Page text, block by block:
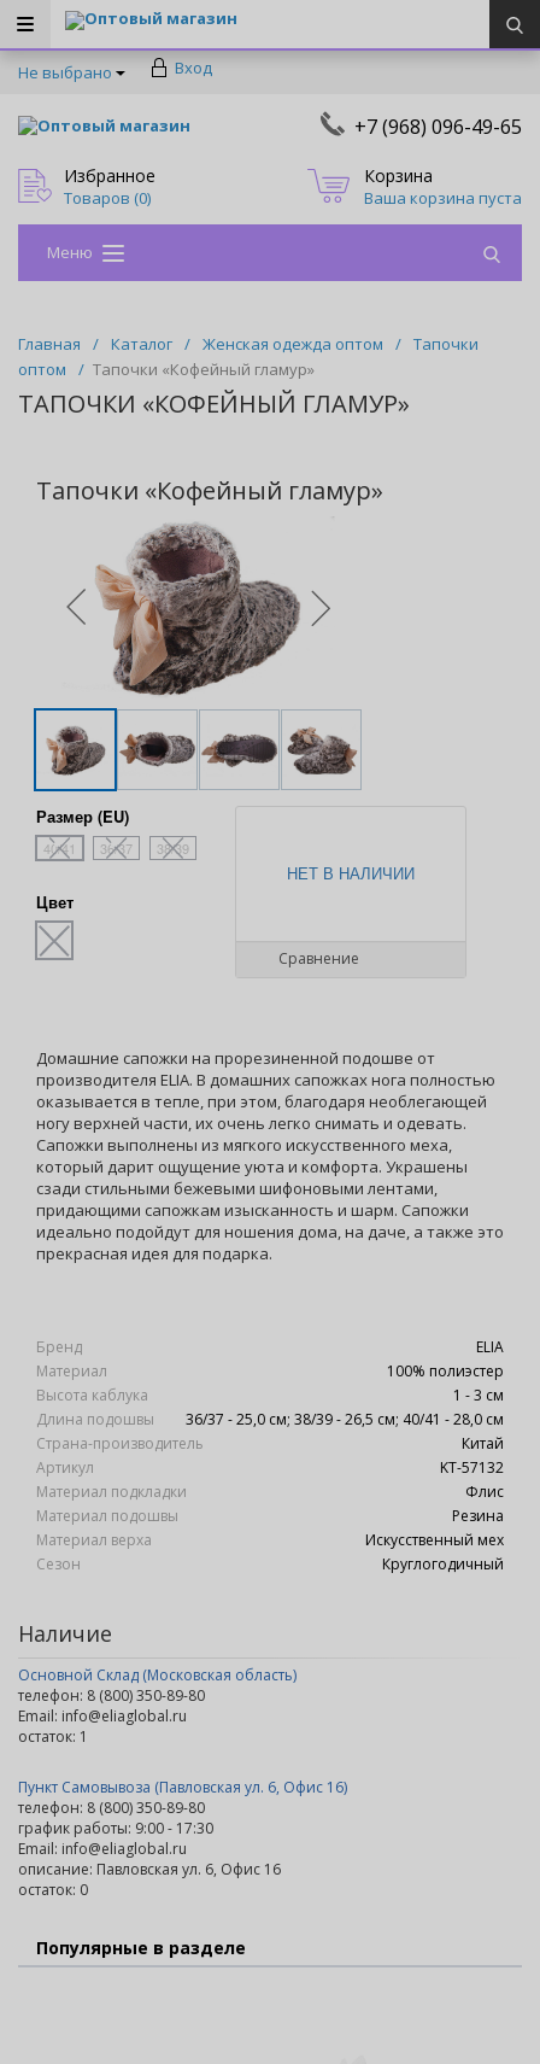
Оптовый магазин
Не выбрано Вход
Оптовый магазин +7 (968) 096-49-65
Избранное
Товаров (0)
Корзина
Ваша корзина пуста
Меню
Главная / Каталог / Женская одежда оптом / Тапочки
оптом
/ Тапочки «Кофейный гламур»
ТАПОЧКИ «КОФЕЙНЫЙ ГЛАМУР»
Тапочки «Кофейный гламур»
Размер (EU)
40/41 36/37 38/39
Цвет
НЕТ В НАЛИЧИИ
Сравнение
Домашние сапожки на прорезиненной подошве от
производителя ELIA. В домашних сапожках нога полностью
оказывается в тепле, при этом, благодаря необлегающей
ногу верхней части, их очень легко снимать и одевать.
Сапожки выполнены из мягкого искусственного меха,
который дарит ощущение уюта и комфорта. Украшены
сзади стильными бежевыми шифоновыми лентами,
придающими сапожкам изысканность и шарм. Сапожки
идеально подойдут для ношения дома, на даче, а также это
прекрасная идея для подарка.
Бренд
ELIA
Материал
100% полиэстер
Высота каблука
1 - 3 см
Длина подошвы
36/37 - 25,0 см; 38/39 - 26,5 см; 40/41 - 28,0 см
Страна-производитель
Китай
Артикул
KT-57132
Материал подкладки
Флис
Материал подошвы
Резина
Материал верха
Искусственный мех
Сезон
Круглогодичный
Наличие
Основной Склад (Московская область)
телефон: 8 (800) 350-89-80
Email: info@eliaglobal.ru
остаток: 1
Пункт Самовывоза (Павловская ул. 6, Офис 16)
телефон: 8 (800) 350-89-80
график работы: 9:00 - 17:30
Email: info@eliaglobal.ru
описание: Павловская ул. 6, Офис 16
остаток: 0
Популярные в разделе